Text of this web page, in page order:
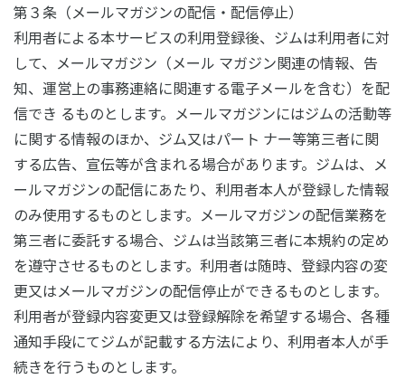
第３条（メールマガジンの配信・配信停止）
利用者による本サービスの利用登録後、ジムは利用者に対
して、メールマガジン（メール マガジン関連の情報、告
知、運営上の事務連絡に関連する電子メールを含む）を配
信でき るものとします。メールマガジンにはジムの活動等
に関する情報のほか、ジム又はパート ナー等第三者に関
する広告、宣伝等が含まれる場合があります。ジムは、メ
ールマガジンの配信にあたり、利用者本人が登録した情報
のみ使用するものとします。メールマガジンの配信業務を
第三者に委託する場合、ジムは当該第三者に本規約の定め
を遵守させるものとします。利用者は随時、登録内容の変
更又はメールマガジンの配信停止ができるものとします。
利用者が登録内容変更又は登録解除を希望する場合、各種
通知手段にてジムが記載する方法により、利用者本人が手
続きを行うものとします。